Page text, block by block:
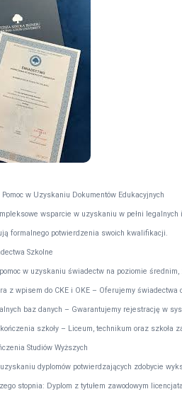
w Uzyskaniu Dokumentów Edukacyjnych
wsparcie w uzyskaniu w pełni
formalnego potwierdzenia swoich kwalifikacji.
Szkolne
w uzyskaniu świadectw na poziomie
z wpisem do CKE i OKE – Oferujemy
baz danych – Gwarantujemy rejestrację w
szkoły – Liceum, technikum oraz szkoła
Studiów Wyższych
dyplomów potwierdzających zdobycie
stopnia: Dyplom z tytułem zawodowym